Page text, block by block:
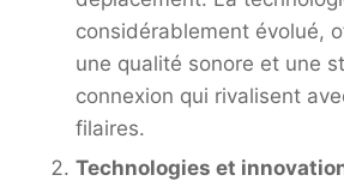
considérablement évolué,
une qualité sonore et une
connexion qui rivalisent
filaires.
Technologies et